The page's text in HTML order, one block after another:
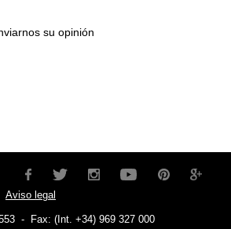
su opinión
Aviso legal
- Fax: (Int. +34) 969 327 000